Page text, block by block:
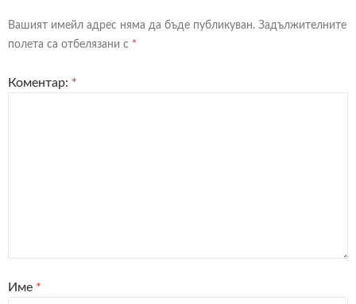
Вашият имейл адрес няма да бъде публикуван. Задължителните
полета са отбелязани с *
Коментар: *
Име *